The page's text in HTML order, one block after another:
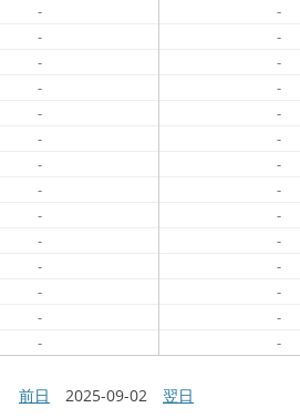
- -
- -
- -
- -
- -
- -
- -
- -
- -
- -
- -
- -
- -
- -
前日 2025-09-02 翌日